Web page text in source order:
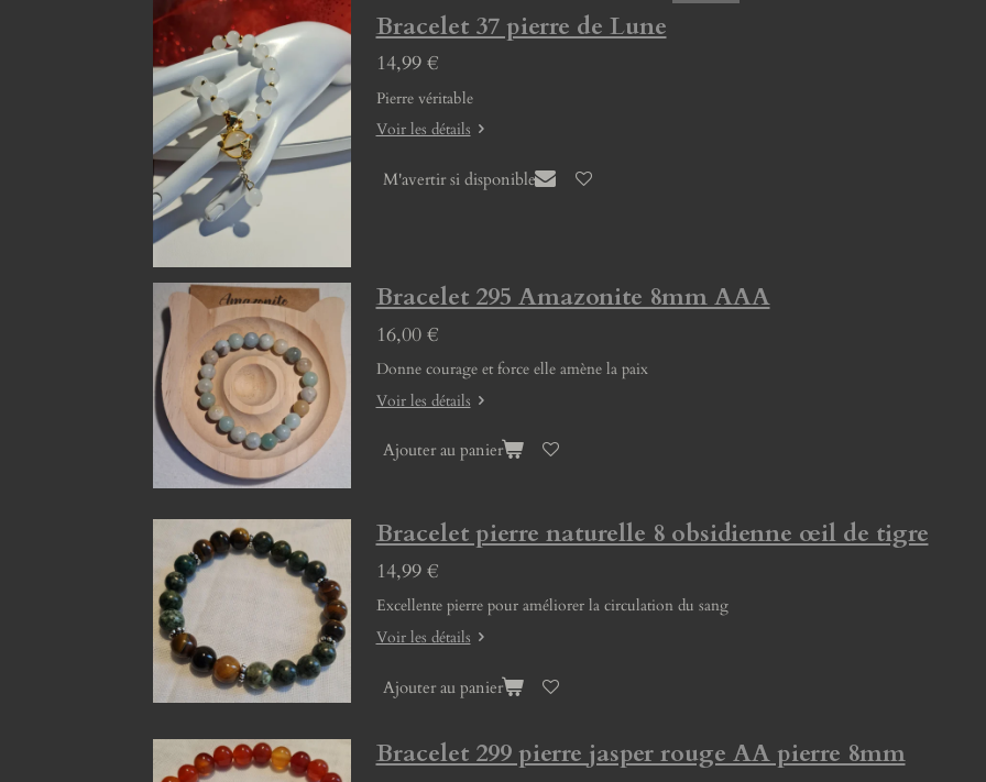
Bracelet 37 pierre de Lune
14,99 €
Pierre véritable
Voir les détails
M'avertir si disponible
Bracelet 295 Amazonite 8mm AAA
16,00 €
Donne courage et force elle amène la paix
Voir les détails
Ajouter au panier
Bracelet pierre naturelle 8 obsidienne œil de tigre
14,99 €
Excellente pierre pour améliorer la circulation du sang
Voir les détails
Ajouter au panier
Bracelet 299 pierre jasper rouge AA pierre 8mm